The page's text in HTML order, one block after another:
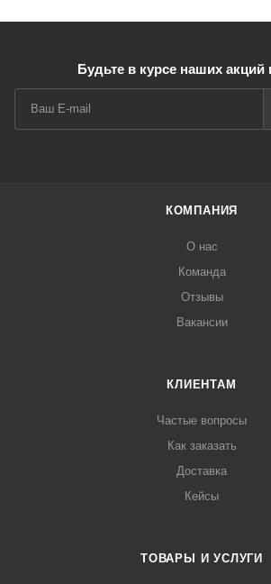
Будьте в курсе наших акций
КОМПАНИЯ
О нас
Команда
Отзывы
Вакансии
КЛИЕНТАМ
Частые вопросы
Как заказать
Доставка
Кейсы
ТОВАРЫ И УСЛУГИ